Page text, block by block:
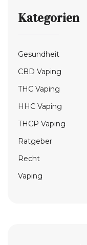
Kategorien
Gesundheit
CBD Vaping
THC Vaping
HHC Vaping
THCP Vaping
Ratgeber
Recht
Vaping